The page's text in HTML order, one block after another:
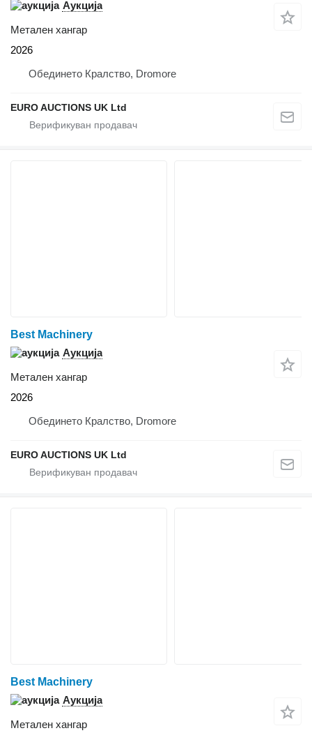
Аукција
Метален хангар
2026
Обединето Кралство, Dromore
EURO AUCTIONS UK Ltd
Best Machinery
Аукција
Метален хангар
2026
Обединето Кралство, Dromore
EURO AUCTIONS UK Ltd
Best Machinery
Аукција
Метален хангар